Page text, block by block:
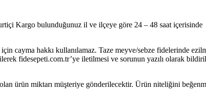
Kargo bulunduğunuz il ve ilçeye göre 24 – 48 saat içerisinde
cayma hakkı kullanılamaz. Taze meyve/sebze fidelerinde
fidesepeti.com.tr’ye iletilmesi ve sorunun yazılı olarak
ürün miktarı müşteriye gönderilecektir. Ürün niteliğini